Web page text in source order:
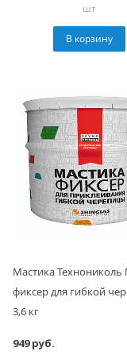
шт
В корзину
Мастика
фиксер для гибкой
3,6 кг
949 руб.